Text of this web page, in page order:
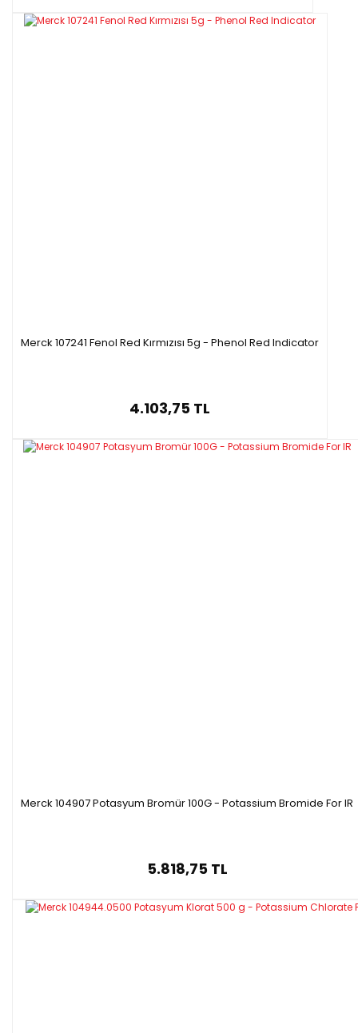
Merck 107241 Fenol Red Kırmızısı 5g - Phenol Red Indicator
4.103,75 TL
Merck 104907 Potasyum Bromür 100G - Potassium Bromide For IR
5.818,75 TL